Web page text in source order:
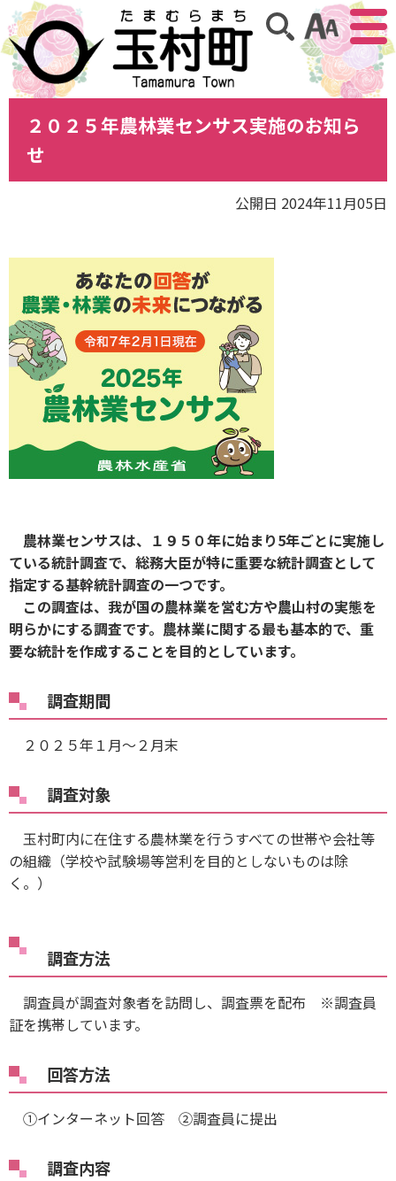
アクセ
サイト内検索
２０２５年農林業センサス実施のお知ら
せ
公開日 2024年11月05日
農林業センサスは、１９５０年に始まり5年ごとに実施し
ている統計調査で、総務大臣が特に重要な統計調査として
指定する基幹統計調査の一つです。
この調査は、我が国の農林業を営む方や農山村の実態を
明らかにする調査です。農林業に関する最も基本的で、重
要な統計を作成することを目的としています。
調査期間
２０２５年１月～２月末
調査対象
玉村町内に在住する農林業を行うすべての世帯や会社等
の組織（学校や試験場等営利を目的としないものは除
く。）
調査方法
調査員が調査対象者を訪問し、調査票を配布 ※調査員
証を携帯しています。
回答方法
①インターネット回答 ②調査員に提出
調査内容